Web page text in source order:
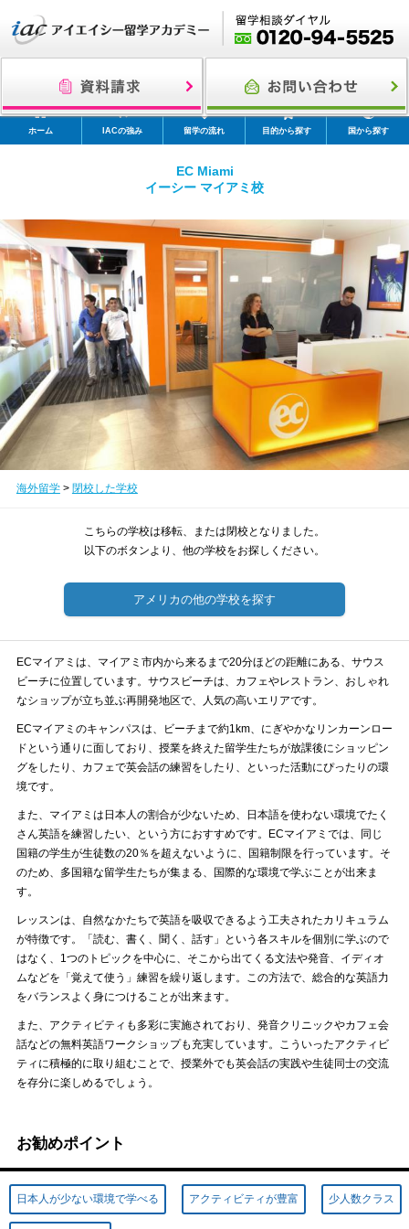
ホーム IACの強み 留学の流れ 目的から探す 国から探す
EC Miami
イーシー マイアミ校
海外留学> 閉校した学校
こちらの学校は移転、または閉校となりました。
以下のボタンより、他の学校をお探しください。
アメリカの他の学校を探す
ECマイアミは、マイアミ市内から来るまで20分ほどの距離にある、サウス
ビーチに位置しています。サウスビーチは、カフェやレストラン、おしゃれ
なショップが立ち並ぶ再開発地区で、人気の高いエリアです。
ECマイアミのキャンパスは、ビーチまで約1km、にぎやかなリンカーンロー
ドという通りに面しており、授業を終えた留学生たちが放課後にショッピン
グをしたり、カフェで英会話の練習をしたり、といった活動にぴったりの環
境です。
また、マイアミは日本人の割合が少ないため、日本語を使わない環境でたく
さん英語を練習したい、という方におすすめです。ECマイアミでは、同じ
国籍の学生が生徒数の20％を超えないように、国籍制限を行っています。そ
のため、多国籍な留学生たちが集まる、国際的な環境で学ぶことが出来ま
す。
レッスンは、自然なかたちで英語を吸収できるよう工夫されたカリキュラム
が特徴です。「読む、書く、聞く、話す」という各スキルを個別に学ぶので
はなく、1つのトピックを中心に、そこから出てくる文法や発音、イディオ
ムなどを「覚えて使う」練習を繰り返します。この方法で、総合的な英語力
をバランスよく身につけることが出来ます。
また、アクティビティも多彩に実施されており、発音クリニックやカフェ会
話などの無料英語ワークショップも充実しています。こういったアクティビ
ティに積極的に取り組むことで、授業外でも英会話の実践や生徒同士の交流
を存分に楽しめるでしょう。
お勧めポイント
日本人が少ない環境で学べる アクティビティが豊富 少人数クラス